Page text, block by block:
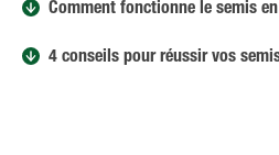
Comment fonctionne le semis
4 conseils pour réussir vos